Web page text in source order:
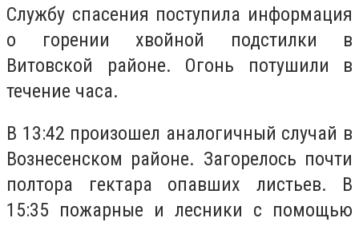
Службу спасения поступила информация
о горении хвойной подстилки в
Витовской районе. Огонь потушили в
течение часа.
В 13:42 произошел аналогичный случай в
Вознесенском районе. Загорелось почти
полтора гектара опавших листьев. В
15:35 пожарные и лесники с помощью